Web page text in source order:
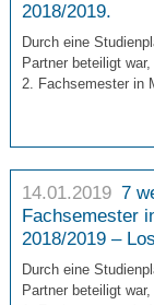
2018/2019.
Durch eine
Partner beteiligt
2. Fachsemester in
14.01.2019 7
Fachsemester
2018/2019 –
Durch eine
Partner beteiligt